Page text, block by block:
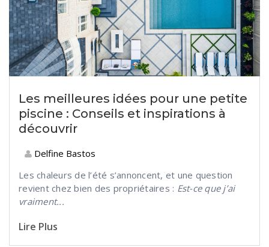
Les meilleures idées pour une petite
piscine : Conseils et inspirations à
découvrir
Delfine Bastos
Les chaleurs de l’été s’annoncent, et une question
revient chez bien des propriétaires : Est-ce que j’ai
vraiment...
Lire Plus